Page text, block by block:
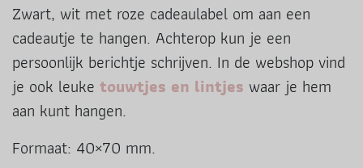
Zwart, wit met roze cadeaulabel om aan een
cadeautje te hangen. Achterop kun je een
persoonlijk berichtje schrijven. In de webshop vind
je ook leuke touwtjes en lintjes waar je hem
aan kunt hangen.
Formaat: 40×70 mm.